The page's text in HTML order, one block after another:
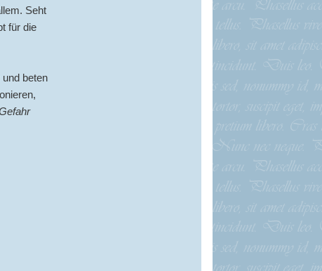
Seht
für die
beten